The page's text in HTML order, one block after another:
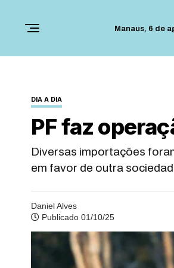
Manaus, 6 de
DIA A DIA
PF faz
Diversas importações
em favor de outra
Daniel Alves
Publicado 01/10/25